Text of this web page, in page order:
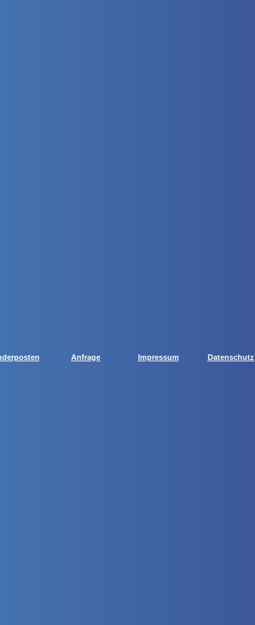
Anfrage Impressum Datenschutz